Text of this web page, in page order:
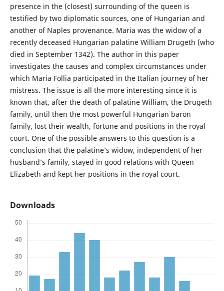
presence in the (closest) surrounding of the queen is
testified by two diplomatic sources, one of Hungarian and
another of Naples provenance. Maria was the widow of a
recently deceased Hungarian palatine William Drugeth (who
died in September 1342). The author in this paper
investigates the causes and complex circumstances under
which Maria Follia participated in the Italian journey of her
mistress. The issue is all the more interesting since it is
known that, after the death of palatine William, the Drugeth
family, until then the most powerful Hungarian baron
family, lost their wealth, fortune and positions in the royal
court. One of the possible answers to this question is a
conclusion that the palatine’s widow, independent of her
husband’s family, stayed in good relations with Queen
Elizabeth and kept her positions in the royal court.
Downloads